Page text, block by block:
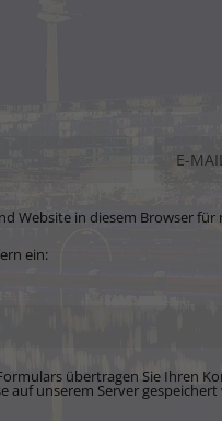
Website in diesem Browser
ein:
übertragen Sie Ihren
auf unserem Server gespeichert